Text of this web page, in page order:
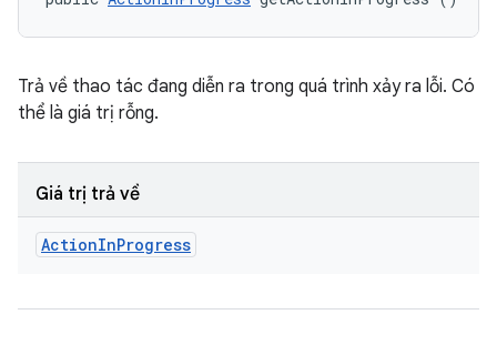
Trả về thao tác đang diễn ra trong quá trình xảy ra lỗi. Có
thể là giá trị rỗng.
Giá trị trả về
ActionInProgress